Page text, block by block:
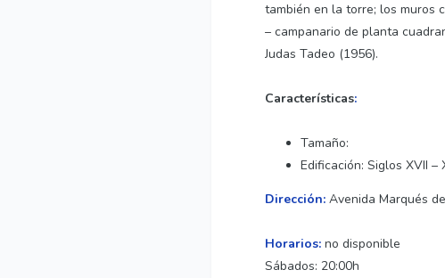
también en la torre; los muros
– campanario de planta
Judas Tadeo (1956).
Características:
Tamaño:
Edificación: Siglos XVII –
Dirección: Avenida Marqués
Horarios: no disponible
Sábados: 20:00h